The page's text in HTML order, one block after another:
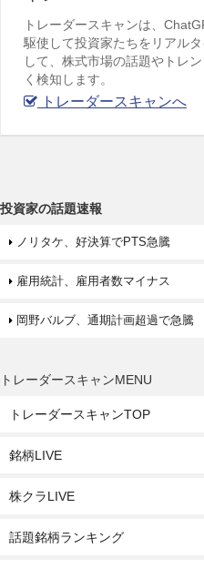
トレーダースキャンは、
駆使して投資家たちをリアル
して、株式市場の話題やトレ
く検知します。
トレーダースキャンへ
投資家の話題速報
ノリタケ、好決算でPTS急騰
雇用統計、雇用者数マイナス
岡野バルブ、通期計画超過で急騰
トレーダースキャンMENU
トレーダースキャンTOP
銘柄LIVE
株クラLIVE
話題銘柄ランキング